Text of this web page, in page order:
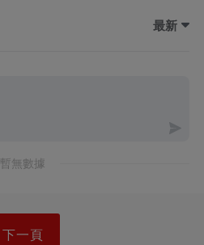
最新
暫無數據
下一頁